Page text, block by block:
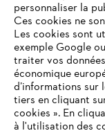
L'Entreprise
Questions /
personnaliser la
Ces cookies ne
Les cookies sont
exemple Google
traiter vos
économique
d’informations sur
tiers en cliquant
cookies ». En
à l'utilisation des